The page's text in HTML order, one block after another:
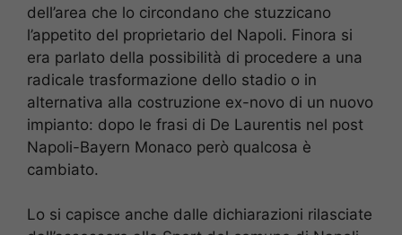
dell’area che lo circondano che stuzzicano
l’appetito del proprietario del Napoli. Finora si
era parlato della possibilità di procedere a una
radicale trasformazione dello stadio o in
alternativa alla costruzione ex-novo di un nuovo
impianto: dopo le frasi di De Laurentis nel post
Napoli-Bayern Monaco però qualcosa è
cambiato.
Lo si capisce anche dalle dichiarazioni rilasciate